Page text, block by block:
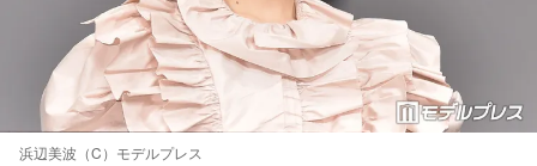
浜辺美波（C）モデルプレス